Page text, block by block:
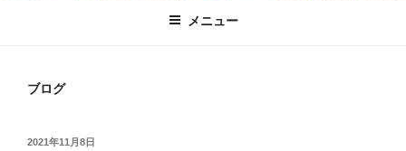
メニュー
ブログ
投
2021年11月8日